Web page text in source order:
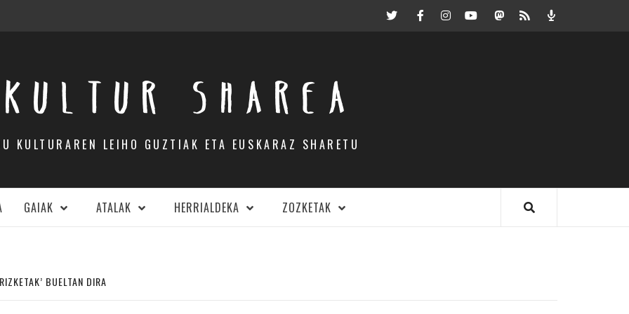
TwitterFacebookInstagramYoutubeMastodon.eus
RSS Podcast
KULTUR SHAREA
KULTURAREN LEIHO GUZTIAK ETA EUSKARAZ SHARETU
GAIAK ATALAK HERRIALDEKA ZOZKETAK
BUELTAN DIRA